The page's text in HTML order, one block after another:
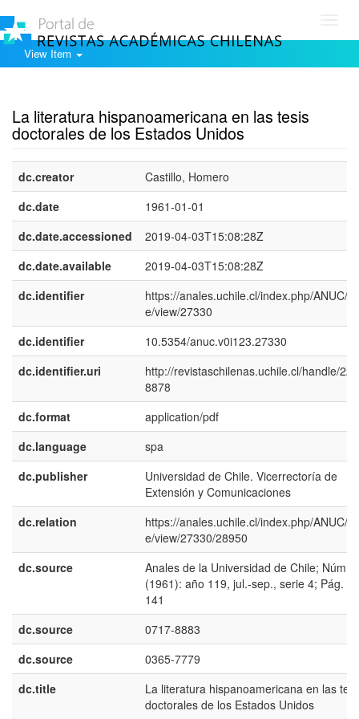
View Item
La literatura hispanoamericana en las tesis
doctorales de los Estados Unidos
dc.creator
Castillo, Homero
dc.date
1961-01-01
dc.date.accessioned
2019-04-03T15:08:28Z
dc.date.available
2019-04-03T15:08:28Z
dc.identifier
https://anales.uchile.cl/index.php/ANUC/
e/view/27330
dc.identifier
10.5354/anuc.v0i123.27330
dc.identifier.uri
http://revistaschilenas.uchile.cl/handle/
8878
dc.format
application/pdf
dc.language
spa
dc.publisher
Universidad de Chile. Vicerrectoría de
Extensión y Comunicaciones
dc.relation
https://anales.uchile.cl/index.php/ANUC/
e/view/27330/28950
dc.source
Anales de la Universidad de Chile; Núm.
(1961): año 119, jul.-sep., serie 4; Pág.
141
dc.source
0717-8883
dc.source
0365-7779
dc.title
La literatura hispanoamericana en las
doctorales de los Estados Unidos